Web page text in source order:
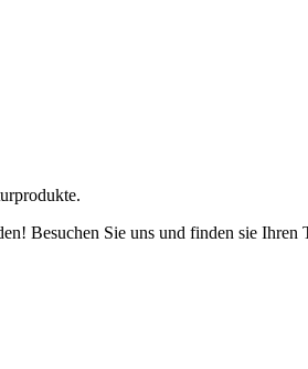
Besuchen Sie uns und finden sie Ihren